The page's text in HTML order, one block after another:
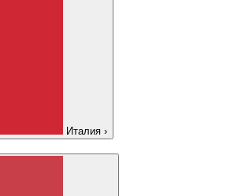
Италия ›